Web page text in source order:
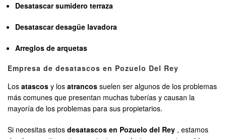
Desatascar sumidero terraza
Desatascar desagüe lavadora
Arreglos de arquetas
Empresa de desatascos en Pozuelo Del Rey
Los atascos y los atrancos suelen ser algunos de los problemas
más comunes que presentan muchas tuberías y causan la
mayoría de los problemas para sus propietarios.
Si necesitas estos desatascos en Pozuelo del Rey , estamos